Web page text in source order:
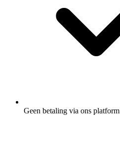
Geen betaling via ons platform